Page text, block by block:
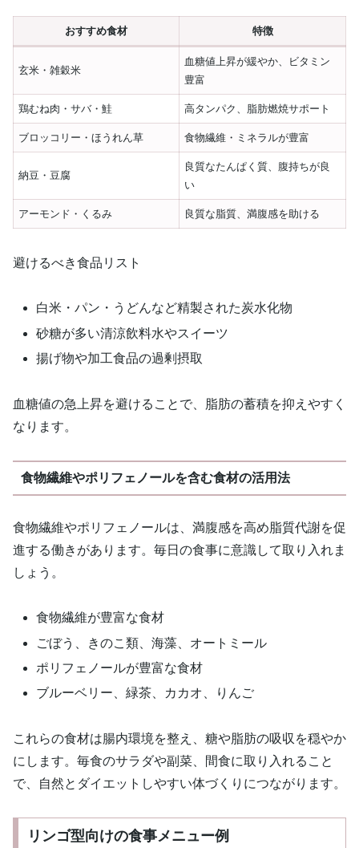
おすすめ食材 特徴
玄米・雑穀米
血糖値上昇が緩やか、ビタミン
豊富
鶏むね肉・サバ・鮭 高タンパク、脂肪燃焼サポート
ブロッコリー・ほうれん草 食物繊維・ミネラルが豊富
納豆・豆腐
良質なたんぱく質、腹持ちが良
い
アーモンド・くるみ 良質な脂質、満腹感を助ける
避けるべき食品リスト
白米・パン・うどんなど精製された炭水化物
砂糖が多い清涼飲料水やスイーツ
揚げ物や加工食品の過剰摂取
血糖値の急上昇を避けることで、脂肪の蓄積を抑えやすく
なります。
食物繊維やポリフェノールを含む食材の活用法
食物繊維やポリフェノールは、満腹感を高め脂質代謝を促
進する働きがあります。毎日の食事に意識して取り入れま
しょう。
食物繊維が豊富な食材
ごぼう、きのこ類、海藻、オートミール
ポリフェノールが豊富な食材
ブルーベリー、緑茶、カカオ、りんご
これらの食材は腸内環境を整え、糖や脂肪の吸収を穏やか
にします。毎食のサラダや副菜、間食に取り入れること
で、自然とダイエットしやすい体づくりにつながります。
リンゴ型向けの食事メニュー例